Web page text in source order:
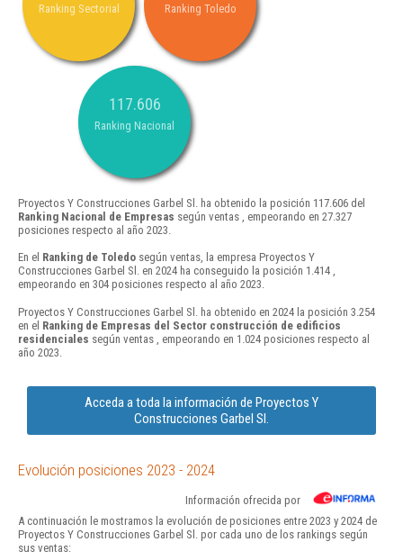
Ranking Sectorial Ranking Toledo
117.606
Ranking Nacional
Proyectos Y Construcciones Garbel Sl. ha obtenido la posición 117.606 del
Ranking Nacional de Empresas según ventas , empeorando en 27.327
posiciones respecto al año 2023.
En el Ranking de Toledo según ventas, la empresa Proyectos Y
Construcciones Garbel Sl. en 2024 ha conseguido la posición 1.414 ,
empeorando en 304 posiciones respecto al año 2023.
Proyectos Y Construcciones Garbel Sl. ha obtenido en 2024 la posición 3.254
en el Ranking de Empresas del Sector construcción de edificios
residenciales según ventas , empeorando en 1.024 posiciones respecto al
año 2023.
Acceda a toda la información de Proyectos Y
Construcciones Garbel Sl.
Evolución posiciones 2023 - 2024
Información ofrecida por
A continuación le mostramos la evolución de posiciones entre 2023 y 2024 de
Proyectos Y Construcciones Garbel Sl. por cada uno de los rankings según
sus ventas: